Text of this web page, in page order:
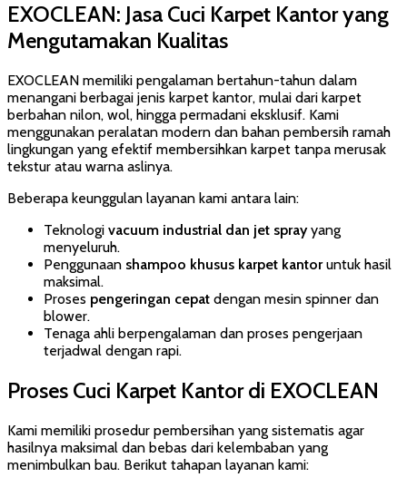
EXOCLEAN: Jasa Cuci Karpet Kantor yang
Mengutamakan Kualitas
EXOCLEAN memiliki pengalaman bertahun-tahun dalam
menangani berbagai jenis karpet kantor, mulai dari karpet
berbahan nilon, wol, hingga permadani eksklusif. Kami
menggunakan peralatan modern dan bahan pembersih ramah
lingkungan yang efektif membersihkan karpet tanpa merusak
tekstur atau warna aslinya.
Beberapa keunggulan layanan kami antara lain:
Teknologi vacuum industrial dan jet sprayyang
menyeluruh.
Penggunaan shampoo khusus karpet kantoruntuk hasil
maksimal.
Proses pengeringan cepat dengan mesin spinner dan
blower.
Tenaga ahli berpengalaman dan proses pengerjaan
terjadwal dengan rapi.
Proses Cuci Karpet Kantor di EXOCLEAN
Kami memiliki prosedur pembersihan yang sistematis agar
hasilnya maksimal dan bebas dari kelembaban yang
menimbulkan bau. Berikut tahapan layanan kami: